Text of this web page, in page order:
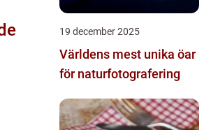
19 december 2025
Världens mest unika öar
för naturfotografering